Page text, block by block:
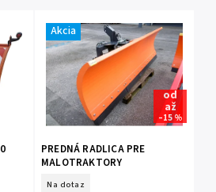
Akcia
od
až
–15 %
PREDNÁ RADLICA PRE
MALOTRAKTORY
Na dotaz